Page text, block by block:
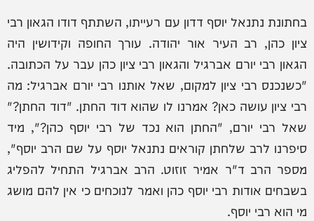
בחתונת נתנאל יוסף דדון עם רעייתו, השתתף דודו הגאון רבי
ציון כהן, רב העיר אור יהודה. עורך החופה וקידושין היה
הגאון רבי יורם אברגיל והגאון רבי ציון כהן עבר על הכתובה.
"כשנכנס רבי ציון למקום, שאל אותנו רבי יורם אברגיל: מה
רבי ציון עושה כאן? אמרנו לו שהוא דוד החתן. "דוד החתן?"
שאל רבי יורם, "החתן הוא נכד של רבי יוסף כהן?", מיד
סיפרנו לרב שלחתן קוראים נתנאל יוסף על שם הרב יוסף",
מספר הרב ד"ר אמיר זוזוט. הרב אברגיל התחיל להפליג
בשבחים אודות רבי יוסף כהן ואמר לנוכחים כי אין להם מושג
מי הוא רבי יוסף.